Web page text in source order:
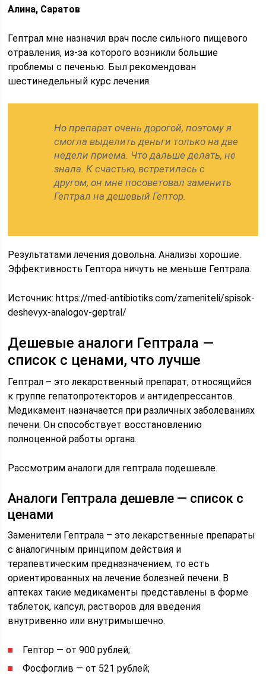
Алина, Саратов
Гептрал мне назначил врач после сильного пищевого
отравления, из-за которого возникли большие
проблемы с печенью. Был рекомендован
шестинедельный курс лечения.
Но препарат очень дорогой, поэтому я
смогла выделить деньги только на две
недели приема. Что дальше делать, не
знала. К счастью, встретилась с
другом, он мне посоветовал заменить
Гептрал на дешевый Гептор.
Результатами лечения довольна. Анализы хорошие.
Эффективность Гептора ничуть не меньше Гептрала.
Источник:https://med-antibiotiks.com/zameniteli/spisok-
deshevyx-analogov-geptral/
Дешевые аналоги Гептрала —
список с ценами, что лучше
Гептрал – это лекарственный препарат, относящийся
к группе гепатопротекторов и антидепрессантов.
Медикамент назначается при различных заболеваниях
печени. Он способствует восстановлению
полноценной работы органа.
Рассмотрим аналоги для гептрала подешевле.
Аналоги Гептрала дешевле — список с
ценами
Заменители Гептрала – это лекарственные препараты
с аналогичным принципом действия и
терапевтическим предназначением, то есть
ориентированных на лечение болезней печени. В
аптеках такие медикаменты представлены в форме
таблеток, капсул, растворов для введения
внутривенно или внутримышечно.
Гептор — от 900 рублей;
Фосфоглив — от 521 рублей;